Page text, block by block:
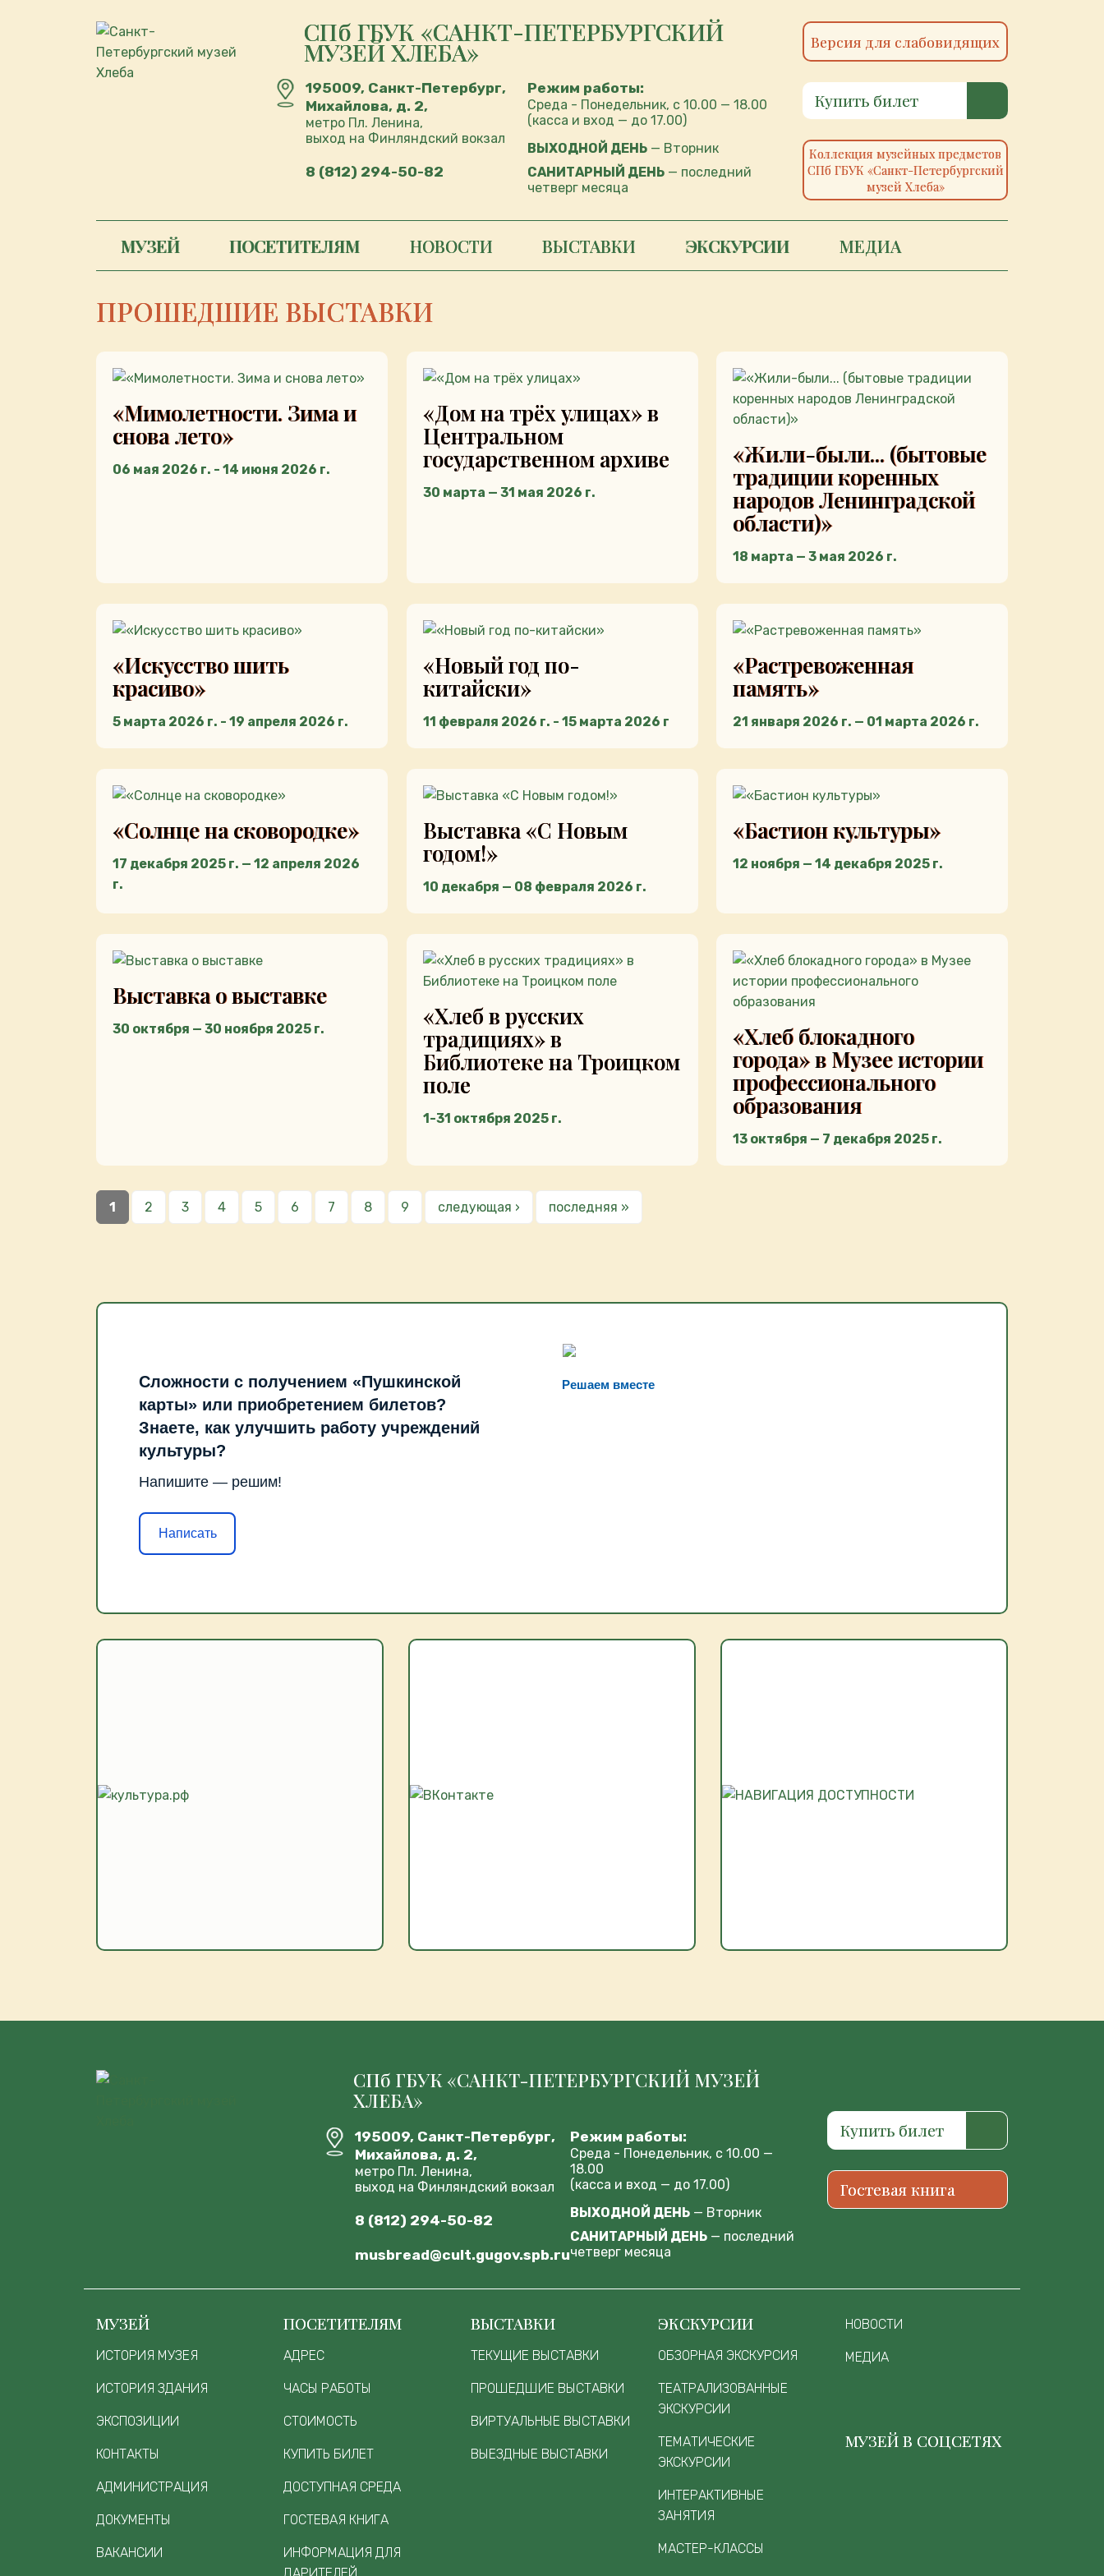
СПб ГБУК «САНКТ-ПЕТЕРБУРГСКИЙ
МУЗЕЙ ХЛЕБА»
195009, Санкт-Петербург,
Михайлова, д. 2,
метро Пл. Ленина,
выход на Финляндский вокзал
8 (812) 294-50-82
Режим работы:
Среда - Понедельник, с 10.00 — 18.00
(касса и вход — до 17.00)
ВЫХОДНОЙ ДЕНЬ — Вторник
САНИТАРНЫЙ ДЕНЬ — последний
четверг месяца
Версия для слабовидящих
Купить билет
Коллекция музейных предметов
СПб ГБУК «Санкт-Петербургский
музей Хлеба»
МУЗЕЙ ПОСЕТИТЕЛЯМ НОВОСТИ ВЫСТАВКИ ЭКСКУРСИИ МЕДИА
ПРОШЕДШИЕ ВЫСТАВКИ
«Мимолетности. Зима и
снова лето»
06 мая 2026 г. - 14 июня 2026 г.
«Дом на трёх улицах» в
Центральном
государственном архиве
30 марта — 31 мая 2026 г.
«Жили-были... (бытовые
традиции коренных
народов Ленинградской
области)»
18 марта — 3 мая 2026 г.
«Искусство шить
красиво»
5 марта 2026 г. - 19 апреля 2026 г.
«Новый год по-
китайски»
11 февраля 2026 г. - 15 марта 2026 г
«Растревоженная
память»
21 января 2026 г. — 01 марта 2026 г.
«Солнце на сковородке»
17 декабря 2025 г. — 12 апреля 2026
г.
Выставка «С Новым
годом!»
10 декабря — 08 февраля 2026 г.
«Бастион культуры»
12 ноября — 14 декабря 2025 г.
Выставка о выставке
30 октября — 30 ноября 2025 г.
«Хлеб в русских
традициях» в
Библиотеке на Троицком
поле
1-31 октября 2025 г.
«Хлеб блокадного
города» в Музее истории
профессионального
образования
13 октября — 7 декабря 2025 г.
Страницы
1 2 3 4 5 6 7 8 9 следующая › последняя »
Решаем вместе
Сложности с получением «Пушкинской
карты» или приобретением билетов?
Знаете, как улучшить работу учреждений
культуры?
Напишите — решим!
Написать
СПб ГБУК «САНКТ-ПЕТЕРБУРГСКИЙ МУЗЕЙ
ХЛЕБА»
195009, Санкт-Петербург,
Михайлова, д. 2,
метро Пл. Ленина,
выход на Финляндский вокзал
8 (812) 294-50-82
musbread@cult.gugov.spb.ru
Режим работы:
Среда - Понедельник, с 10.00 —
18.00
(касса и вход — до 17.00)
ВЫХОДНОЙ ДЕНЬ — Вторник
САНИТАРНЫЙ ДЕНЬ — последний
четверг месяца
Купить билет
Гостевая книга
МУЗЕЙ
ИСТОРИЯ МУЗЕЯ
ИСТОРИЯ ЗДАНИЯ
ЭКСПОЗИЦИИ
КОНТАКТЫ
АДМИНИСТРАЦИЯ
ДОКУМЕНТЫ
ВАКАНСИИ
ПОСЕТИТЕЛЯМ
АДРЕС
ЧАСЫ РАБОТЫ
СТОИМОСТЬ
КУПИТЬ БИЛЕТ
ДОСТУПНАЯ СРЕДА
ГОСТЕВАЯ КНИГА
ИНФОРМАЦИЯ ДЛЯ
ВЫСТАВКИ
ТЕКУЩИЕ ВЫСТАВКИ
ПРОШЕДШИЕ ВЫСТАВКИ
ВИРТУАЛЬНЫЕ ВЫСТАВКИ
ВЫЕЗДНЫЕ ВЫСТАВКИ
ЭКСКУРСИИ
ОБЗОРНАЯ ЭКСКУРСИЯ
ТЕАТРАЛИЗОВАННЫЕ
ЭКСКУРСИИ
ТЕМАТИЧЕСКИЕ
ЭКСКУРСИИ
ИНТЕРАКТИВНЫЕ
ЗАНЯТИЯ
МАСТЕР-КЛАССЫ
НОВОСТИ
МЕДИА
МУЗЕЙ В СОЦСЕТЯХ